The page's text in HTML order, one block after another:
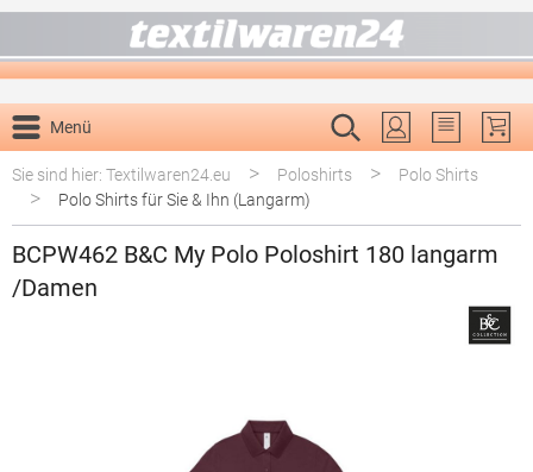
Menü
Du hast 0
Sie sind hier: Textilwaren24.eu
> Poloshirts > Polo Shirts
> Polo Shirts für Sie & Ihn (Langarm)
BCPW462 B&C My Polo Poloshirt 180 langarm
/Damen